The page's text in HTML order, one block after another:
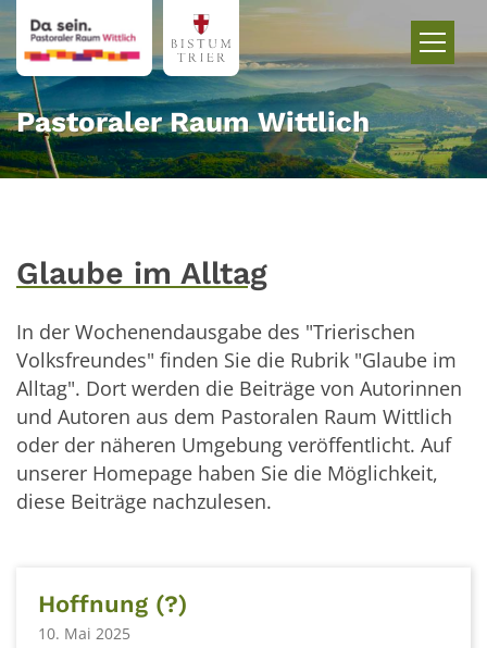
Zum Inhalt springen
Pastoraler Raum Wittlich
Glaube im Alltag
In der Wochenendausgabe des "Trierischen
Volksfreundes" finden Sie die Rubrik "Glaube im
Alltag". Dort werden die Beiträge von Autorinnen
und Autoren aus dem Pastoralen Raum Wittlich
oder der näheren Umgebung veröffentlicht. Auf
unserer Homepage haben Sie die Möglichkeit,
diese Beiträge nachzulesen.
Hoffnung (?)
10. Mai 2025